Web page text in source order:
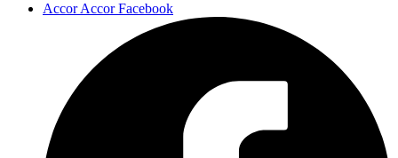
Accor Accor Facebook